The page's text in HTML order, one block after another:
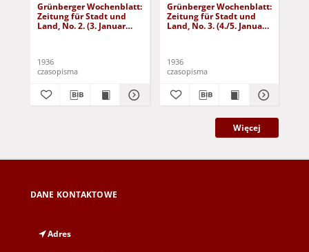
Grünberger Wochenblatt:
Zeitung für Stadt und
Land, No. 2. (3. Januar
1936
czasopisma
Grünberger Wochenblatt:
Zeitung für Stadt und
Land, No. 3. (4./5. Januar
1936
czasopisma
Więcej
DANE KONTAKTOWE
Adres